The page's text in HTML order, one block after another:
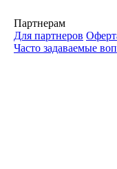
Партнерам
Для партнеров
Часто задаваемые